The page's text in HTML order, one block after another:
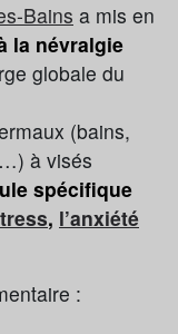
Bains a mis en
la névralgie
globale du
(bains,
à visés
spécifique
, l’anxiété
: